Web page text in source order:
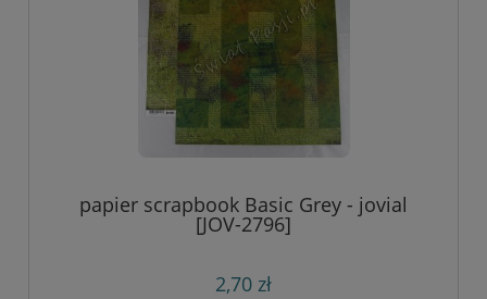
papier scrapbook Basic Grey - jovial
[JOV-2796]
2,70 zł